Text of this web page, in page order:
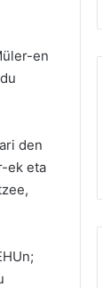
en
den
ek eta